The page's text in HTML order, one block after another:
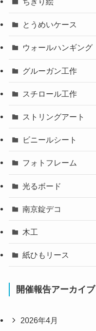
とうめいケース
ウォールハンギング
グルーガン工作
スチロール工作
ストリングアート
ビニールシート
フォトフレーム
光るボード
南京錠デコ
木工
紙ひもリース
開催報告アーカイブ
2026年4月